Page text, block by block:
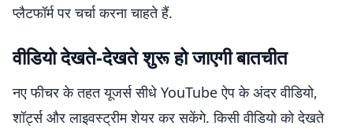
प्लैटफॉर्म पर चर्चा करना चाहते हैं.
वीडियो देखते-देखते शुरू हो जाएगी बातचीत
नए फीचर के तहत यूजर्स सीधे YouTube ऐप के अंदर वीडियो,
शॉर्ट्स और लाइवस्ट्रीम शेयर कर सकेंगे. किसी वीडियो को देखते